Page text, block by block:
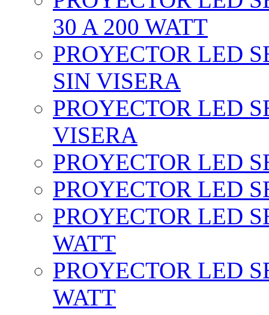
30 A 200 WATT
PROYECTOR LED
SIN VISERA
PROYECTOR LED
VISERA
PROYECTOR LED
PROYECTOR LED
PROYECTOR LED
WATT
PROYECTOR LED
WATT